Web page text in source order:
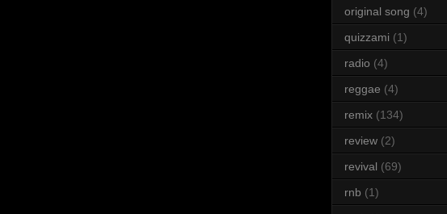
original song (4)
quizzami (1)
radio (4)
reggae (4)
remix (134)
review (2)
revival (69)
rnb (1)